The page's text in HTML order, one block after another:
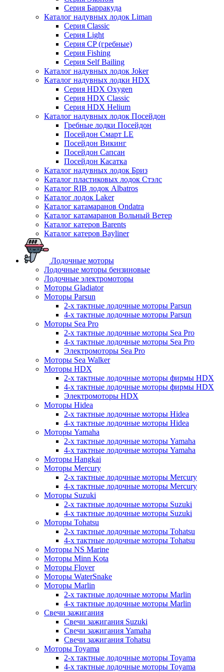
Серия Барракуда
Каталог надувных лодок Liman
Серия Classic
Серия Light
Серия CP (гребные)
Серия Fishing
Серия Self Bailing
Каталог надувных лодок Joker
Каталог надувных лодки HDX
Серия HDX Oxygen
Серия HDX Classic
Серия HDX Helium
Каталог надувных лодок Посейдон
Гребные лодки Посейдон
Посейдон Смарт LE
Посейдон Викинг
Посейдон Сапсан
Посейдон Касатка
Каталог надувных лодок Бриз
Каталог пластиковых лодок Стэлс
Каталог RIB лодок Albatros
Каталог лодок Laker
Каталог катамаранов Ondatra
Каталог катамаранов Вольный Ветер
Каталог катеров Barents
Каталог катеров Bayliner
Лодочные моторы
Лодочные моторы бензиновые
Лодочные электромоторы
Моторы Gladiator
Моторы Parsun
2-х тактные лодочные моторы Parsun
4-х тактные лодочные моторы Parsun
Моторы Sea Pro
2-х тактные лодочные моторы Sea Pro
4-х тактные лодочные моторы Sea Pro
Электромоторы Sea Pro
Моторы Sea Walker
Моторы HDX
2-х тактные лодочные моторы фирмы HDX
4-х тактные лодочные моторы фирмы HDX
Электромоторы HDX
Моторы Hidea
2-х тактные лодочные моторы Hidea
4-х тактные лодочные моторы Hidea
Моторы Yamaha
2-х тактные лодочные моторы Yamaha
4-х тактные лодочные моторы Yamaha
Моторы Hangkai
Моторы Mercury
2-х тактные лодочные моторы Mercury
4-х тактные лодочные моторы Mercury
Моторы Suzuki
2-х тактные лодочные моторы Suzuki
4-х тактные лодочные моторы Suzuki
Моторы Tohatsu
2-х тактные лодочные моторы Tohatsu
4-х тактные лодочные моторы Tohatsu
Моторы NS Marine
Моторы Minn Kota
Моторы Flover
Моторы WaterSnake
Моторы Marlin
2-х тактные лодочные моторы Marlin
4-х тактные лодочные моторы Marlin
Свечи зажигания
Свечи зажигания Suzuki
Свечи зажигания Yamaha
Свечи зажигания Tohatsu
Моторы Toyama
2-х тактные лодочные моторы Toyama
4-х тактные лодочные моторы Toyama